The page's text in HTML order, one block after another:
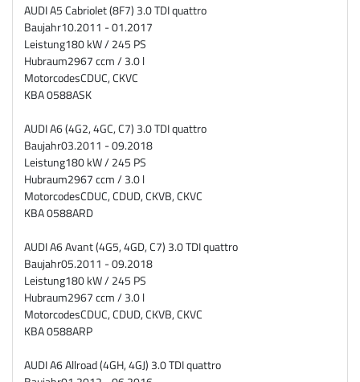
AUDI A5 Cabriolet (8F7) 3.0 TDI quattro
Baujahr10.2011 - 01.2017
Leistung180 kW / 245 PS
Hubraum2967 ccm / 3.0 l
MotorcodesCDUC, CKVC
KBA0588ASK
AUDI A6 (4G2, 4GC, C7) 3.0 TDI quattro
Baujahr03.2011 - 09.2018
Leistung180 kW / 245 PS
Hubraum2967 ccm / 3.0 l
MotorcodesCDUC, CDUD, CKVB, CKVC
KBA0588ARD
AUDI A6 Avant (4G5, 4GD, C7) 3.0 TDI quattro
Baujahr05.2011 - 09.2018
Leistung180 kW / 245 PS
Hubraum2967 ccm / 3.0 l
MotorcodesCDUC, CDUD, CKVB, CKVC
KBA0588ARP
AUDI A6 Allroad (4GH, 4GJ) 3.0 TDI quattro